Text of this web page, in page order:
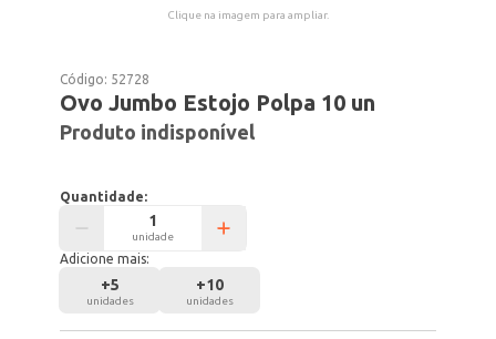
Clique na imagem para ampliar.
Código: 52728
Ovo Jumbo Estojo Polpa 10 un
Produto indisponível
Quantidade:
unidade
Adicione mais:
+5
unidades
+10
unidades